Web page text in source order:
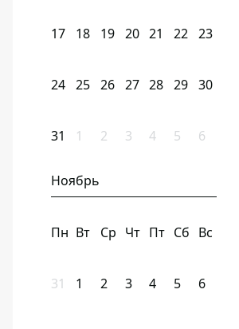
17 18 19 20 21 22 23
24 25 26 27 28 29 30
31 1 2 3 4 5 6
Ноябрь
Пн Вт Ср Чт Пт Сб Вс
31 1 2 3 4 5 6